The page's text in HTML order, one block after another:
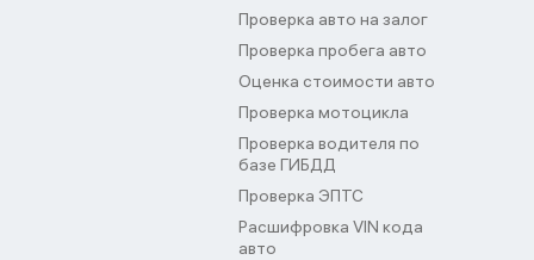
Проверка авто на залог
Проверка пробега авто
Оценка стоимости авто
Проверка мотоцикла
Проверка водителя по
базе ГИБДД
Проверка ЭПТС
Расшифровка VIN кода
авто